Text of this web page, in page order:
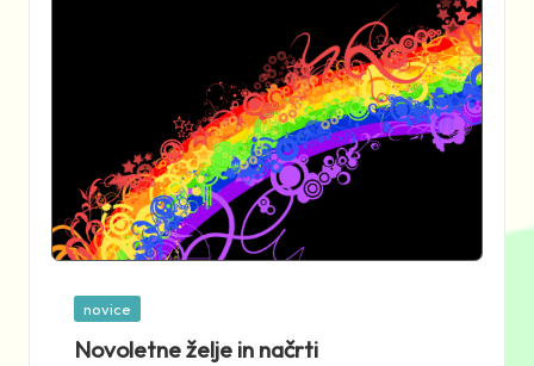
Posted
novice
Novoletne želje in načrti